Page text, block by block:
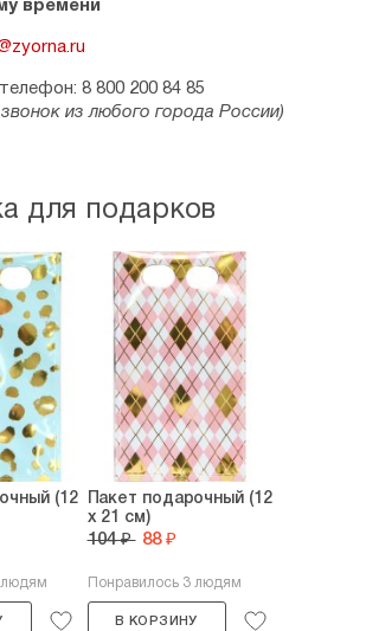
времени
8 800 200 84 85
из любого города России)
для подарков
(12
людям
Пакет подарочный (12
х 21 см)
104 ₽ 88 ₽
Понравилось 3 людям
В КОРЗИНУ